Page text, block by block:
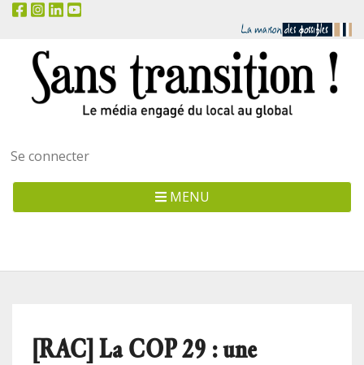
Menu
utilisateur
Se connecter
MENU
[RAC] La COP 29 : une